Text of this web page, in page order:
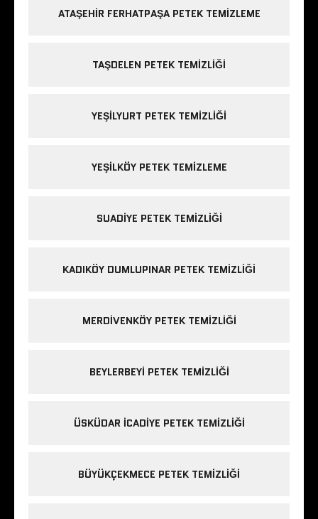
ATAŞEHIR FERHATPAŞA PETEK TEMIZLEME
TAŞDELEN PETEK TEMIZLIĞI
YEŞILYURT PETEK TEMIZLIĞI
YEŞILKÖY PETEK TEMIZLEME
SUADIYE PETEK TEMIZLIĞI
KADIKÖY DUMLUPINAR PETEK TEMIZLIĞI
MERDIVENKÖY PETEK TEMIZLIĞI
BEYLERBEYI PETEK TEMIZLIĞI
ÜSKÜDAR ICADIYE PETEK TEMIZLIĞI
BÜYÜKÇEKMECE PETEK TEMIZLIĞI